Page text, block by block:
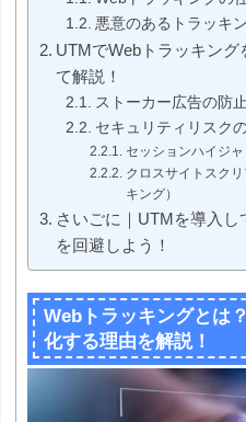
悪意のあるトラッキ
UTMでWebトラッキン
て解説！
ストーカー広告の防止
セキュリティリスク
セッションハイジャ
クロスサイトスク
キング）
さいごに｜UTMを導入し
を回避しよう！
Webトラッキングとは
化する理由を解説！